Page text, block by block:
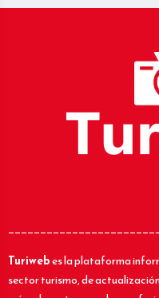
Turiwebes la plataforma
sector turismo, de